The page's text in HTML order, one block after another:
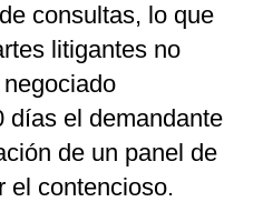
consultas, lo que
litigantes no
días el demandante
de un panel de
el contencioso.